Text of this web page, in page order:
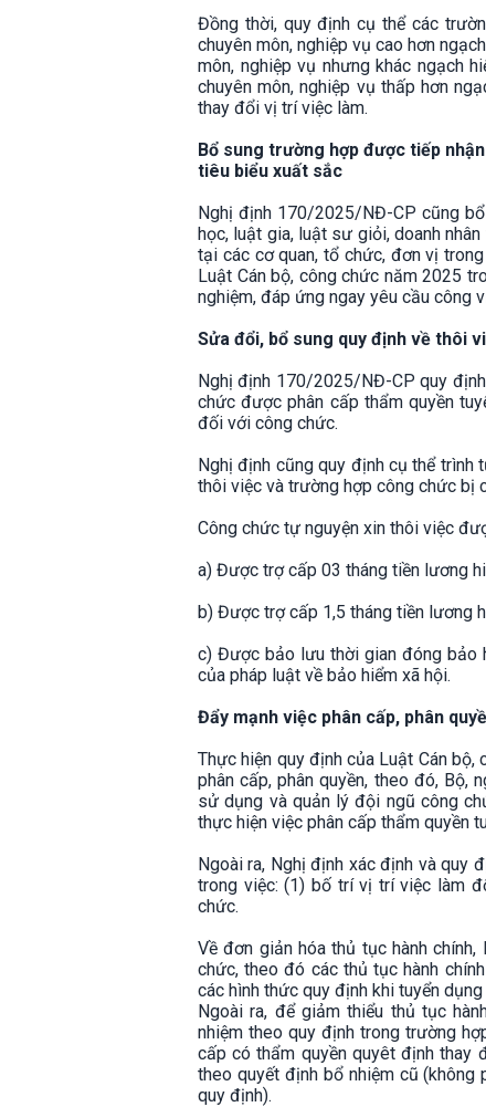
Đồng thời, quy định cụ thể các
chuyên môn, nghiệp vụ cao hơn
môn, nghiệp vụ nhưng khác ngạch
chuyên môn, nghiệp vụ thấp hơn
thay đổi vị trí việc làm.
Bổ sung trường hợp được tiếp
tiêu biểu xuất sắc
Nghị định 170/2025/NĐ-CP cũng
học, luật gia, luật sư giỏi, doanh
tại các cơ quan, tổ chức, đơn vị
Luật Cán bộ, công chức năm 2025
nghiệm, đáp ứng ngay yêu cầu công
Sửa đổi, bổ sung quy định về thôi
Nghị định 170/2025/NĐ-CP quy
chức được phân cấp thẩm quyền
đối với công chức.
Nghị định cũng quy định cụ thể
thôi việc và trường hợp công chức bị
Công chức tự nguyện xin thôi việc
a) Được trợ cấp 03 tháng tiền lương
b) Được trợ cấp 1,5 tháng tiền lương
c) Được bảo lưu thời gian đóng bảo
của pháp luật về bảo hiểm xã hội.
Đẩy mạnh việc phân cấp, phân
Thực hiện quy định của Luật Cán
phân cấp, phân quyền, theo đó, Bộ,
sử dụng và quản lý đội ngũ công
thực hiện việc phân cấp thẩm quyền
Ngoài ra, Nghị định xác định và quy
trong việc: (1) bố trí vị trí việc làm
chức.
Về đơn giản hóa thủ tục hành
chức, theo đó các thủ tục hành
các hình thức quy định khi tuyển
Ngoài ra, để giảm thiểu thủ tục
nhiệm theo quy định trong trường
cấp có thẩm quyền quyêt định
theo quyết định bổ nhiệm cũ
quy định).